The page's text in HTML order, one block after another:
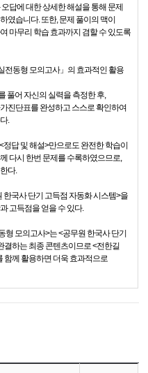
답에 대한 상세한 해설을 통해 문제
였습니다. 또한, 문제 풀이의 맥이
마무리 학습 효과까지 겸할 수 있도록
전동형 모의고사」의 효과적인 활용
풀어 자신의 실력을 측정한 후,
진단표를 완성하고 스스로 확인하여
.
정답 및 해설>만으로도 완전한 학습이
다시 한번 문제를 수록하였으므로,
다.
한국사 단기 고득점 자동화 시스템>을
고득점을 얻을 수 있다.
형 모의고사>는 <공무원 한국사 단기
결하는 최종 콘텐츠이므로 <전한길
함께 활용하면 더욱 효과적으로